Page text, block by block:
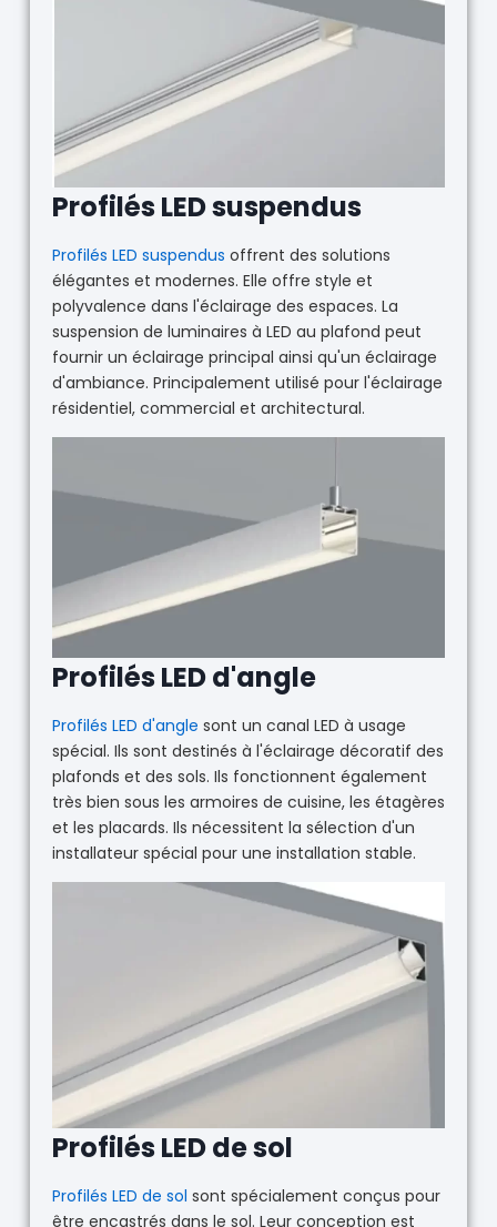
Profilés LED suspendus
Profilés LED suspendus offrent des solutions
élégantes et modernes. Elle offre style et
polyvalence dans l'éclairage des espaces. La
suspension de luminaires à LED au plafond peut
fournir un éclairage principal ainsi qu'un éclairage
d'ambiance. Principalement utilisé pour l'éclairage
résidentiel, commercial et architectural.
Profilés LED d'angle
Profilés LED d'angle sont un canal LED à usage
spécial. Ils sont destinés à l'éclairage décoratif des
plafonds et des sols. Ils fonctionnent également
très bien sous les armoires de cuisine, les étagères
et les placards. Ils nécessitent la sélection d'un
installateur spécial pour une installation stable.
Profilés LED de sol
Profilés LED de sol sont spécialement conçus pour
être encastrés dans le sol. Leur conception est